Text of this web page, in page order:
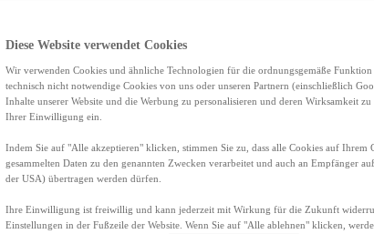
Diese Website verwendet Cookies
Wir verwenden Cookies und ähnliche Technologien für die ordnungsgemäße Funktion
technisch nicht notwendige Cookies von uns oder unseren Partnern (einschließlich
Inhalte unserer Website und die Werbung zu personalisieren und deren Wirksamkeit
Ihrer Einwilligung ein.
Indem Sie auf "Alle akzeptieren" klicken, stimmen Sie zu, dass alle Cookies auf Ihrem
gesammelten Daten zu den genannten Zwecken verarbeitet und auch an Empfänger
der USA) übertragen werden dürfen.
Ihre Einwilligung ist freiwillig und kann jederzeit mit Wirkung für die Zukunft
Einstellungen in der Fußzeile der Website. Wenn Sie auf "Alle ablehnen" klicken,